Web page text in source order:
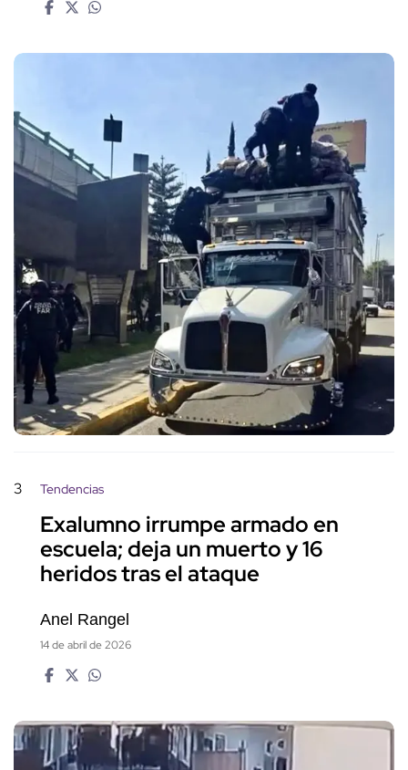
3 Tendencias
Exalumno irrumpe armado en
escuela; deja un muerto y 16
heridos tras el ataque
Anel Rangel
14 de abril de 2026